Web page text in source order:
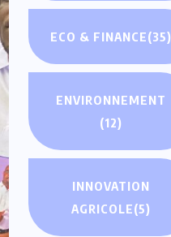
ECO & FINANCE(35)
ENVIRONNEMENT
(12)
INNOVATION
AGRICOLE(5)